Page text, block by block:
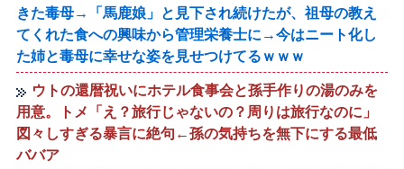
きた毒母→「馬鹿娘」と見下され続けたが、祖母の教え
てくれた食への興味から管理栄養士に→今はニート化し
た姉と毒母に幸せな姿を見せつけてるｗｗｗ
ウトの還暦祝いにホテル食事会と孫手作りの湯のみを
用意。トメ「え？旅行じゃないの？周りは旅行なのに」
図々しすぎる暴言に絶句←孫の気持ちを無下にする最低
ババア